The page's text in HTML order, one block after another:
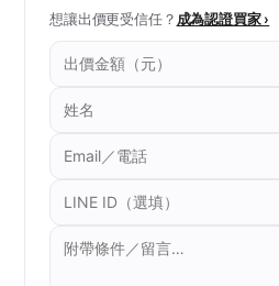
想讓出價更受信任？ 成為認證買家 ›